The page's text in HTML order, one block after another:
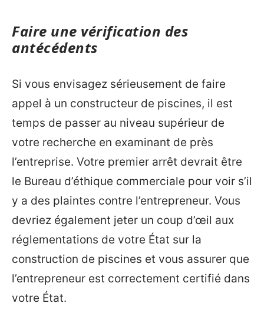
Faire une vérification des
antécédents
Si vous envisagez sérieusement de faire
appel à un constructeur de piscines, il est
temps de passer au niveau supérieur de
votre recherche en examinant de près
l’entreprise. Votre premier arrêt devrait être
le Bureau d’éthique commerciale pour voir s’il
y a des plaintes contre l’entrepreneur. Vous
devriez également jeter un coup d’œil aux
réglementations de votre État sur la
construction de piscines et vous assurer que
l’entrepreneur est correctement certifié dans
votre État.